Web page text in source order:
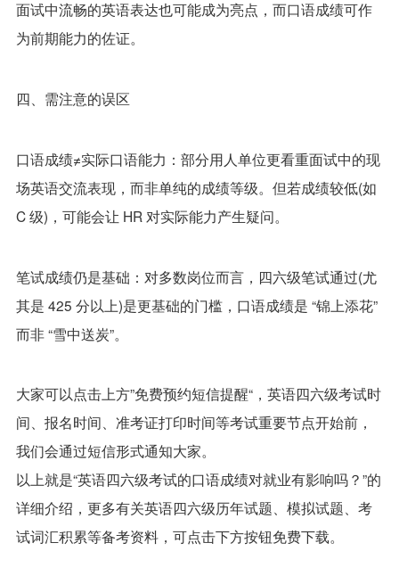
面试中流畅的英语表达也可能成为亮点，而口语成绩可作
为前期能力的佐证。
四、需注意的误区
口语成绩≠实际口语能力：部分用人单位更看重面试中的现
场英语交流表现，而非单纯的成绩等级。但若成绩较低(如
C 级)，可能会让 HR 对实际能力产生疑问。
笔试成绩仍是基础：对多数岗位而言，四六级笔试通过(尤
其是 425 分以上)是更基础的门槛，口语成绩是 “锦上添花”
而非 “雪中送炭”。
大家可以点击上方”免费预约短信提醒“，英语四六级考试时
间、报名时间、准考证打印时间等考试重要节点开始前，
我们会通过短信形式通知大家。
以上就是“英语四六级考试的口语成绩对就业有影响吗？”的
详细介绍，更多有关英语四六级历年试题、模拟试题、考
试词汇积累等备考资料，可点击下方按钮免费下载。